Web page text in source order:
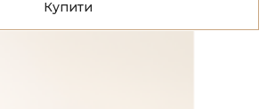
Купити